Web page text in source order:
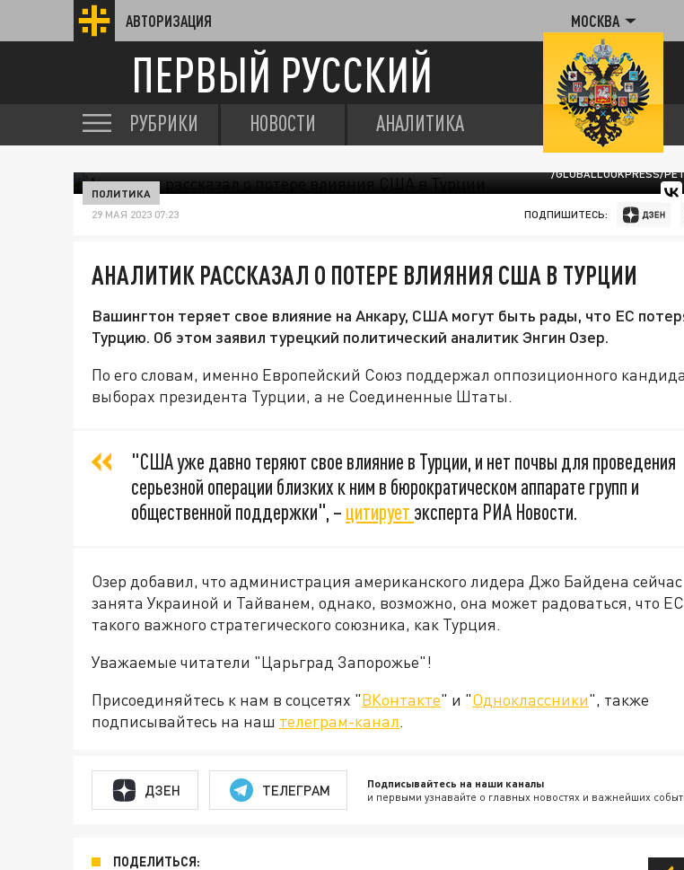
АВТОРИЗАЦИЯ МОСКВА
ПЕРВЫЙ РУССКИЙ
РУБРИКИ НОВОСТИ АНАЛИТИКА
/GLOBALLOOKPRESS/
ПОЛИТИКА
29 МАЯ 2023 07:23 ПОДПИШИТЕСЬ:
АНАЛИТИК РАССКАЗАЛ О ПОТЕРЕ ВЛИЯНИЯ США В ТУРЦИИ
Вашингтон теряет свое влияние на Анкару, США могут быть рады, что ЕС
Турцию. Об этом заявил турецкий политический аналитик Энгин Озер.
По его словам, именно Европейский Союз поддержал оппозиционного
выборах президента Турции, а не Соединенные Штаты.
"США уже давно теряют свое влияние в Турции, и нет почвы для проведения
серьезной операции близких к ним в бюрократическом аппарате групп и
общественной поддержки", – цитирует эксперта РИА Новости.
Озер добавил, что администрация американского лидера Джо Байдена сейчас
занята Украиной и Тайванем, однако, возможно, она может радоваться, что
такого важного стратегического союзника, как Турция.
Уважаемые читатели "Царьград Запорожье"!
Присоединяйтесь к нам в соцсетях "ВКонтакте" и "Одноклассники", также
подписывайтесь на наш телеграм-канал.
ДЗЕН ТЕЛЕГРАМ Подписывайтесь на наши каналы
и первыми узнавайте о главных новостях и важнейших
ПОДЕЛИТЬСЯ: